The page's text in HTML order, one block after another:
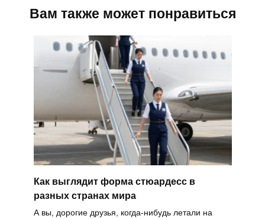
Вам также может понравиться
Как выглядит форма стюардесс в
разных странах мира
А вы, дорогие друзья, когда-нибудь летали на